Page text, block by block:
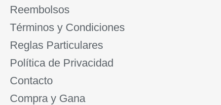
Reembolsos
Términos y Condiciones
Reglas Particulares
Política de Privacidad
Contacto
Compra y Gana